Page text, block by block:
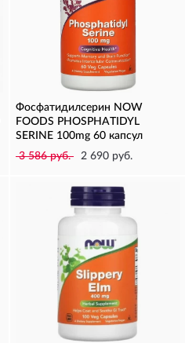
Фосфатидилсерин NOW
FOODS PHOSPHATIDYL
SERINE 100mg 60 капсул
3 586 руб.
2 690 руб.